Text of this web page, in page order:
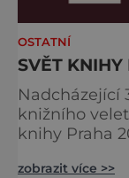
OSTATNÍ
SVĚT
Nadcházející
knižního
knihy Praha
pavilonech a
zobrazit více >>